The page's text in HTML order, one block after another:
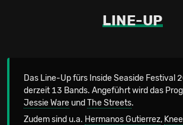
LINE-UP
Das Line-Up fürs Inside Seaside Festival
derzeit 13 Bands. Angeführt wird das
Jessie Ware und The Streets.
Zudem sind u.a. Hermanos Gutierrez,